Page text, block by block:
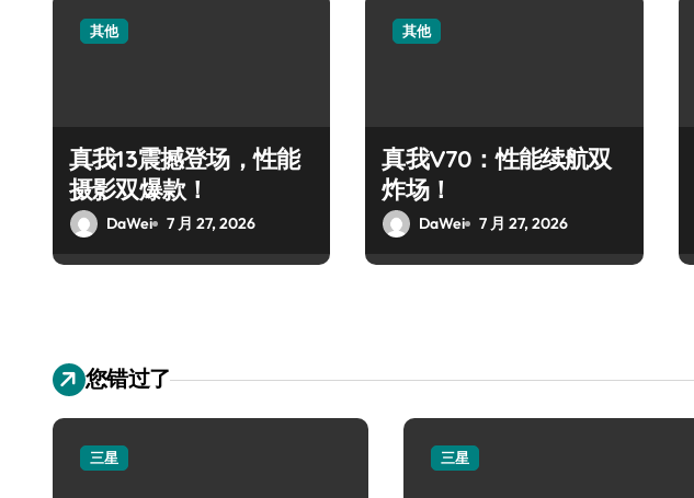
其他
真我13震撼登场，性能
摄影双爆款！
DaWei 7 月 27, 2026
其他
真我V70：性能续航双
炸场！
DaWei 7 月 27, 2026
您错过了
三星 三星